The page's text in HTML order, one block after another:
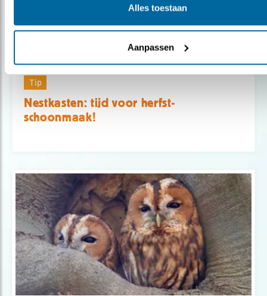
Alles toestaan
Aanpassen
Tip
Nestkasten: tijd voor herfst-
schoonmaak!